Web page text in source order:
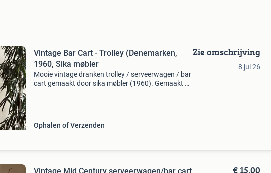
Vintage Bar Cart - Trolley (Denemarken,
1960, Sika møbler
Mooie vintage dranken trolley / serveerwagen / bar
cart gemaakt door sika møbler (1960). Gemaakt uit
Ophalen of Verzenden
Zie omschrijving
8 jul 26
€ 15,00